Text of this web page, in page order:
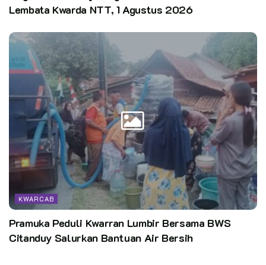
Lembata Kwarda NTT, 1 Agustus 2026
KWARCAB
Pramuka Peduli Kwarran Lumbir Bersama BWS
Citanduy Salurkan Bantuan Air Bersih